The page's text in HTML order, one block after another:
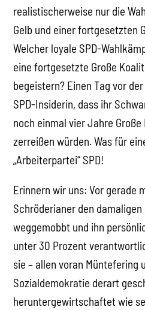
realistischerweise nur die
Gelb und einer fortgesetzten
Welcher loyale SPD-
eine fortgesetzte Große
begeistern? Einen Tag vor
SPD-Insiderin, dass ihr
noch einmal vier Jahre Große
zerreißen würden. Was für
„Arbeiterpartei“ SPD!
Erinnern wir uns: Vor gerade
Schröderianer den
weggemobbt und ihn
unter 30 Prozent
sie – allen voran Müntefering
Sozialdemokratie derart
heruntergewirtschaftet wie